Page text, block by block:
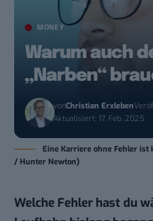
MONEY
Warum auch
„Narben“
vonChristian Erxleben
Aktualisiert: 17. Feb. 2025
Eine Karriere ohne Fehler ist
/ Hunter Newton)
Welche Fehler hast du